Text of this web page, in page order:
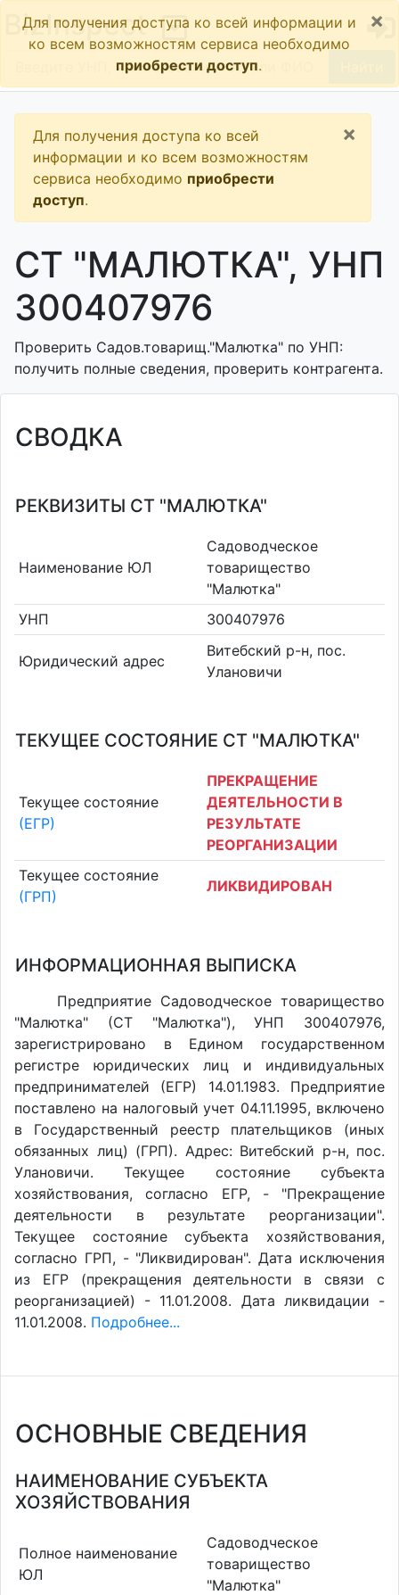
BizInspect
Для получения доступа ко всей информации и
ко всем возможностям сервиса необходимо
приобрести доступ.
×
Для получения доступа ко всей
информации и ко всем возможностям
сервиса необходимо приобрести
доступ.
×
СТ "МАЛЮТКА", УНП
300407976
Проверить Садов.товарищ."Малютка" по УНП:
получить полные сведения, проверить контрагента.
СВОДКА
РЕКВИЗИТЫ СТ "МАЛЮТКА"
Наименование ЮЛ
Садоводческое
товарищество
"Малютка"
УНП
300407976
Юридический адрес
Витебский р-н, пос.
Улановичи
ТЕКУЩЕЕ СОСТОЯНИЕ СТ "МАЛЮТКА"
Текущее состояние
(ЕГР)
ПРЕКРАЩЕНИЕ
ДЕЯТЕЛЬНОСТИ В
РЕЗУЛЬТАТЕ
РЕОРГАНИЗАЦИИ
Текущее состояние
(ГРП)
ЛИКВИДИРОВАН
ИНФОРМАЦИОННАЯ ВЫПИСКА
Предприятие Садоводческое товарищество
"Малютка" (СТ "Малютка"), УНП 300407976,
зарегистрировано в Едином государственном
регистре юридических лиц и индивидуальных
предпринимателей (ЕГР) 14.01.1983. Предприятие
поставлено на налоговый учет 04.11.1995, включено
в Государственный реестр плательщиков (иных
обязанных лиц) (ГРП). Адрес: Витебский р-н, пос.
Улановичи. Текущее состояние субъекта
хозяйствования, согласно ЕГР, - "Прекращение
деятельности в результате реорганизации".
Текущее состояние субъекта хозяйствования,
согласно ГРП, - "Ликвидирован". Дата исключения
из ЕГР (прекращения деятельности в связи с
реорганизацией) - 11.01.2008. Дата ликвидации -
11.01.2008. Подробнее...
ОСНОВНЫЕ СВЕДЕНИЯ
НАИМЕНОВАНИЕ СУБЪЕКТА
ХОЗЯЙСТВОВАНИЯ
Полное наименование
ЮЛ
Садоводческое
товарищество
"Малютка"